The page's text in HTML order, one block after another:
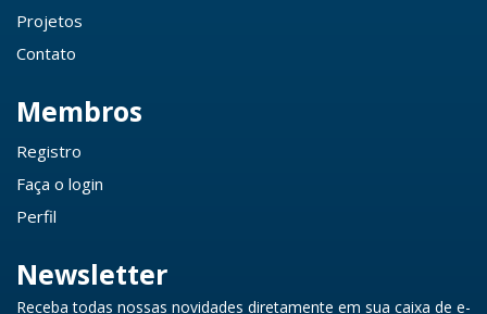
Projetos
Contato
Membros
Registro
Faça o login
Perfil
Newsletter
Receba todas nossas novidades diretamente em sua caixa de e-